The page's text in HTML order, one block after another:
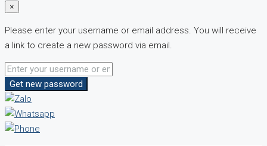
×
Please enter your username or email address. You will receive
a link to create a new password via email.
Get new password